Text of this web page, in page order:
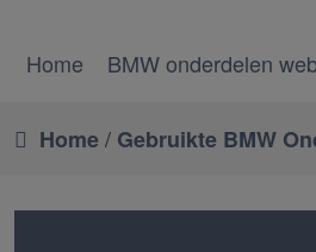
Home BMW onderdelen
Home/ Gebruikte BMW